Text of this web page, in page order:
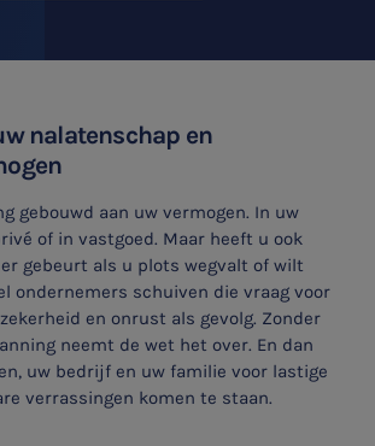
nalatenschap en
gebouwd aan uw vermogen. In uw
of in vastgoed. Maar heeft u ook
gebeurt als u plots wegvalt of wilt
ondernemers schuiven die vraag voor
en onrust als gevolg. Zonder
neemt de wet het over. En dan
uw bedrijf en uw familie voor lastige
verrassingen komen te staan.